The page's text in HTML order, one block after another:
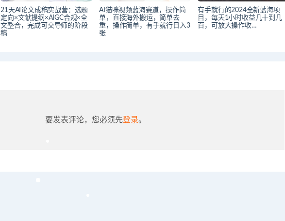
21天AI论文成稿实战营：选题
定向×文献提纲×AIGC合规×全
文整合，完成可交导师的阶段
稿
AI猫咪视频蓝海赛道，操作简
单，直接海外搬运，简单去
重，操作简单，有手就行日入3
张
有手就行的2024全新蓝海项
目，每天1小时收益几十到几
百，可放大操作收…
要发表评论，您必须先登录。